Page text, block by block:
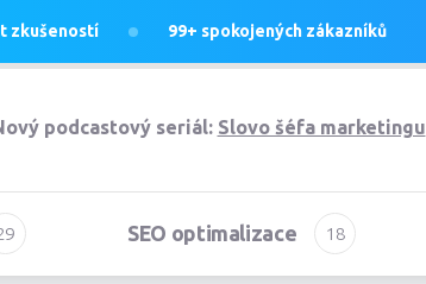
zkušeností 99+ spokojených zákazníků
podcastový seriál: Slovo šéfa marketingu
SEO optimalizace